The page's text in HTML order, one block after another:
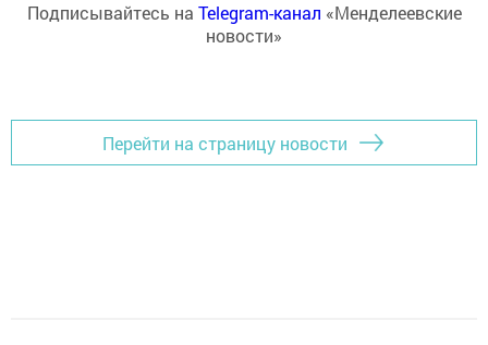
Подписывайтесь на Telegram-канал «Менделеевские
новости»
Перейти на страницу новости